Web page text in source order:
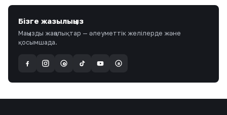
Бізге жазылыңыз
Маңызды жаңалықтар — әлеуметтік желілерде және
қосымшада.
@ a